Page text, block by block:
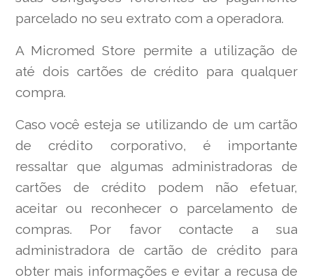
parcelado no seu extrato com a operadora.
A Micromed Store permite a utilização de
até dois cartões de crédito para qualquer
compra.
Caso você esteja se utilizando de um cartão
de crédito corporativo, é importante
ressaltar que algumas administradoras de
cartões de crédito podem não efetuar,
aceitar ou reconhecer o parcelamento de
compras. Por favor contacte a sua
administradora de cartão de crédito para
obter mais informações e evitar a recusa de